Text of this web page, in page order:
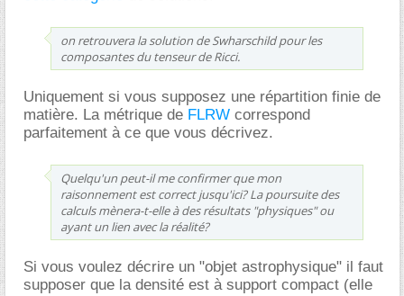
on retrouvera la solution de Swharschild pour les
composantes du tenseur de Ricci.
Uniquement si vous supposez une répartition finie de
matière. La métrique de FLRW correspond
parfaitement à ce que vous décrivez.
Quelqu'un peut-il me confirmer que mon
raisonnement est correct jusqu'ici? La poursuite des
calculs mènera-t-elle à des résultats "physiques" ou
ayant un lien avec la réalité?
Si vous voulez décrire un "objet astrophysique" il faut
supposer que la densité est à support compact (elle